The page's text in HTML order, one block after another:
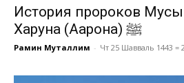
История пророков
Харуна (Аарона) ﷺ
Рамин Муталлим - Чт 25 Шавваль 1443 =